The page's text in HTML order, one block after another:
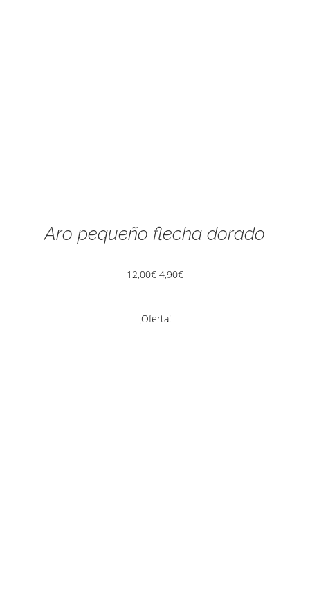
Aro pequeño flecha dorado
12,00€ 4,90€
¡Oferta!